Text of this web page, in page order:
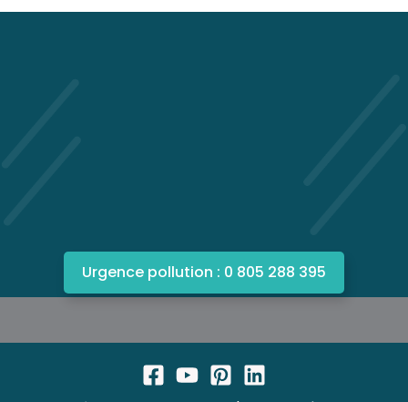
Urgence pollution : 0 805 288 395